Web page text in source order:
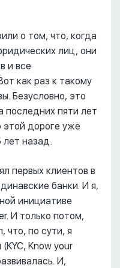
о том, что, когда
лиц, они
и все
как раз к такому
Безусловно, это
последних пяти лет
этой дороге уже
лет назад.
первых клиентов в
банки. И я,
инициативе
И только потом,
что, по сути, я
Know your
И,